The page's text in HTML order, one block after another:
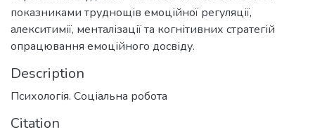
показниками труднощів емоційної регуляції,
алекситимії, менталізації та когнітивних стратегій
опрацювання емоційного досвіду.
Description
Психологія. Соціальна робота
Citation